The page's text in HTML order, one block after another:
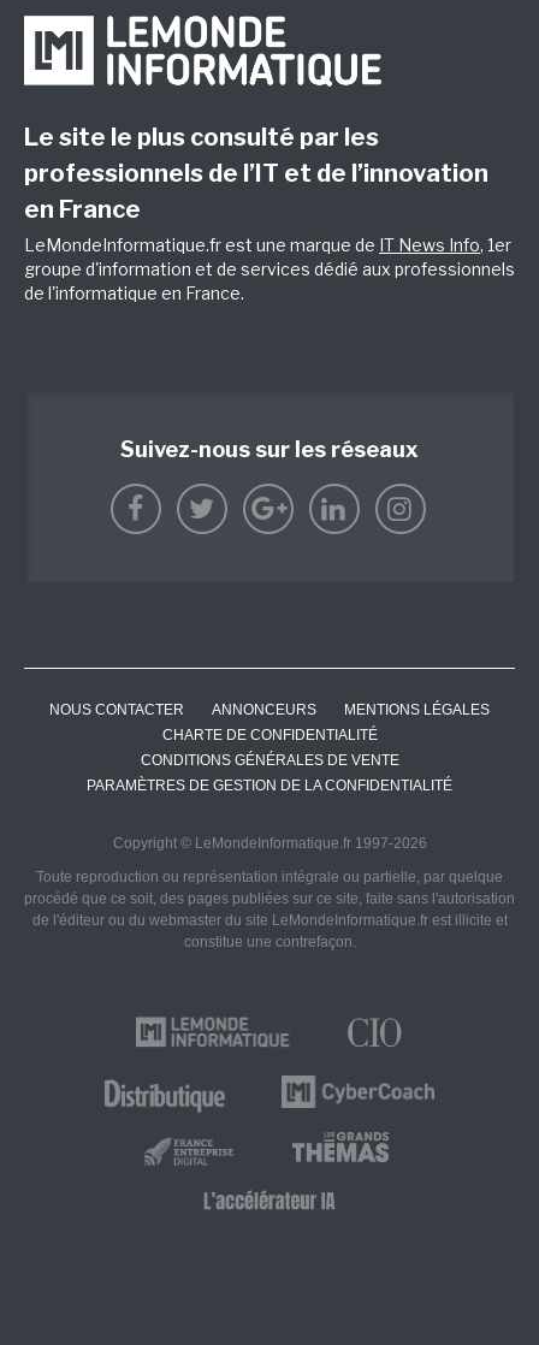
Le site le plus consulté par les
professionnels de l’IT et de l’innovation
en France
LeMondeInformatique.fr est une marque de IT News Info, 1er
groupe d'information et de services dédié aux professionnels
de l'informatique en France.
Suivez-nous sur les réseaux
NOUS CONTACTER ANNONCEURS
MENTIONS LÉGALES
CHARTE DE CONFIDENTIALITÉ
CONDITIONS GÉNÉRALES DE VENTE
PARAMÈTRES DE GESTION DE LA CONFIDENTIALITÉ
Copyright © LeMondeInformatique.fr 1997-2026
Toute reproduction ou représentation intégrale ou partielle, par quelque
procédé que ce soit, des pages publiées sur ce site, faite sans l'autorisation
de l'éditeur ou du webmaster du site LeMondeInformatique.fr est illicite et
constitue une contrefaçon.